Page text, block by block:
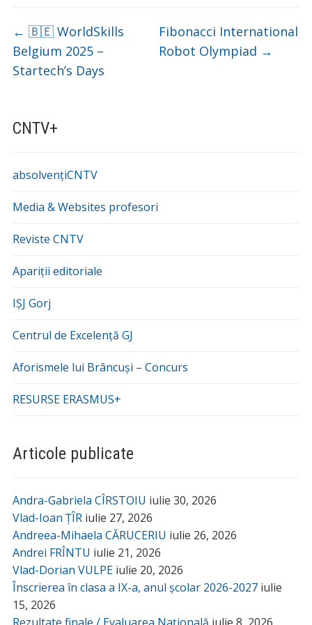
CNTV+
absolvențiCNTV
Media & Websites profesori
Reviste CNTV
Apariții editoriale
IȘJ Gorj
Centrul de Excelență GJ
Aforismele lui Brâncuși – Concurs
RESURSE ERASMUS+
Articole publicate
Andra-Gabriela CÎRSTOIU iulie 30, 2026
Vlad-Ioan ȚÎR iulie 27, 2026
Andreea-Mihaela CĂRUCERIU iulie 26, 2026
Andrei FRÎNTU iulie 21, 2026
Vlad-Dorian VULPE iulie 20, 2026
Înscrierea în clasa a IX-a, anul școlar 2026-2027 iulie
15, 2026
← 🇧🇪 WorldSkills
Belgium 2025 –
Startech’s Days
Fibonacci International
Robot Olympiad →